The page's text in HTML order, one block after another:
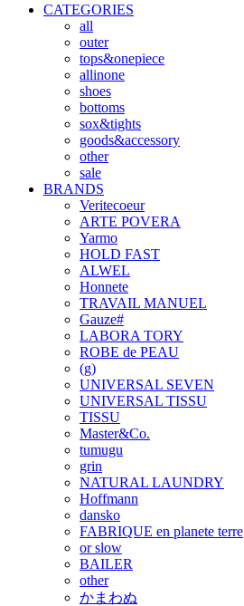
CATEGORIES
all
outer
tops&onepiece
allinone
shoes
bottoms
sox&tights
goods&accessory
other
sale
BRANDS
Veritecoeur
ARTE POVERA
Yarmo
HOLD FAST
ALWEL
Honnete
TRAVAIL MANUEL
Gauze#
LABORA TORY
ROBE de PEAU
(g)
UNIVERSAL SEVEN
UNIVERSAL TISSU
TISSU
Master&Co.
tumugu
grin
NATURAL LAUNDRY
Hoffmann
dansko
FABRIQUE en planete terre
or slow
BAILER
other
かまわぬ